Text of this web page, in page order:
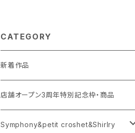
CATEGORY
新着作品
店舗オープン3周年特別記念枠・商品
Symphony&petit croshet&Shirlry